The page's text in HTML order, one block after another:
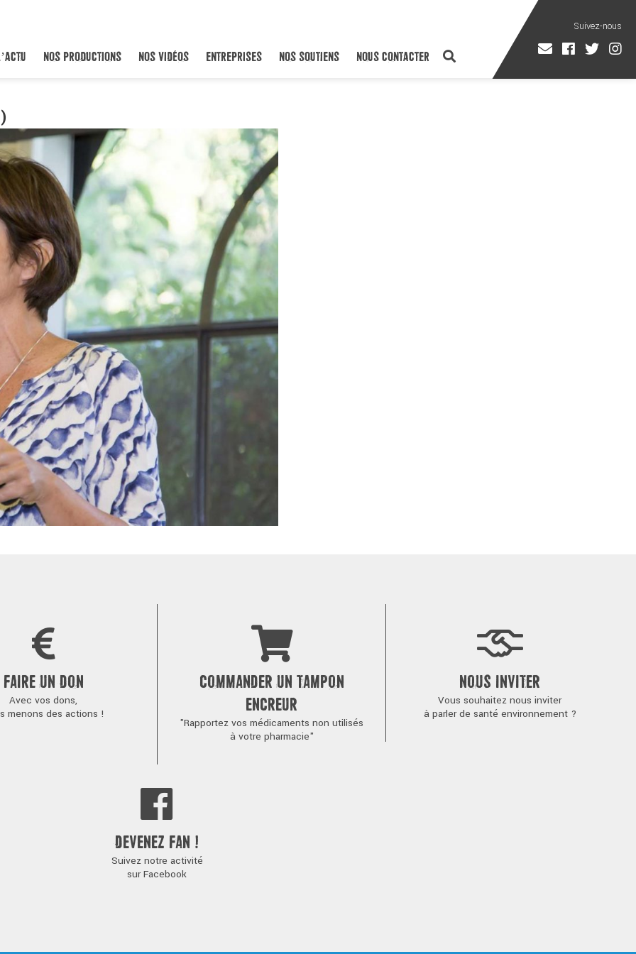
NOS PRODUCTIONS NOS VIDÉOS ENTREPRISES NOS SOUTIENS NOUS CONTACTER
FAIRE UN DON
Avec vos dons,
menons des actions !
COMMANDER UN TAMPON
ENCREUR
"Rapportez vos médicaments non utilisés
à votre pharmacie"
NOUS INVITER
Vous souhaitez nous inviter
à parler de santé environnement ?
DEVENEZ FAN !
Suivez notre activité
sur Facebook